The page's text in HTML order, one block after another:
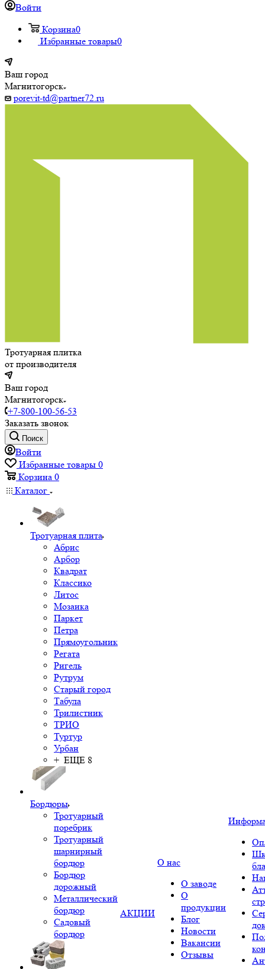
Войти
Корзина0
Избранные товары0
Ваш город
Магнитогорск
porevit-td@partner72.ru
Тротуарная плитка
от производителя
Ваш город
Магнитогорск
+7-800-100-56-53
Заказать звонок
Поиск
Войти
Избранные товары 0
Корзина 0
Каталог
Тротуарная плита
Абрис
Арбор
Квадрат
Классико
Литос
Мозаика
Паркет
Петра
Прямоугольник
Регата
Ригель
Рутрум
Старый город
Табула
Трилистник
ТРИО
Туртур
Урбан
+ ЕЩЕ 8
Бордюры
Тротуарный
поребрик
Тротуарный
шарнирный
бордюр
Бордюр
дорожный
Металлический
бордюр
Садовый
бордюр
АКЦИИ
О нас
О заводе
О
продукции
Блог
Новости
Вакансии
Отзывы